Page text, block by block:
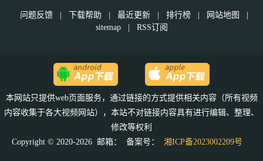
问题反馈 下载帮助 最近更新 排行榜 网站地图
sitemap
RSS订阅
本网站只提供web页面服务，通过链接的方式提供相关内容（所有视频
内容收集于各大视频网站），本站不对链接内容具有进行编辑、整理、
修改等权利
Copyright © 2020-2026 邮箱：
备案号： 湘ICP备2023002209号